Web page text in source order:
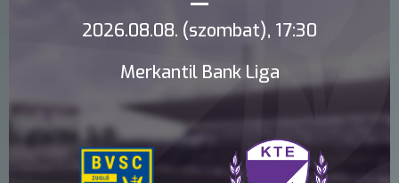
2026.08.08. (szombat), 17:30
Merkantil Bank Liga